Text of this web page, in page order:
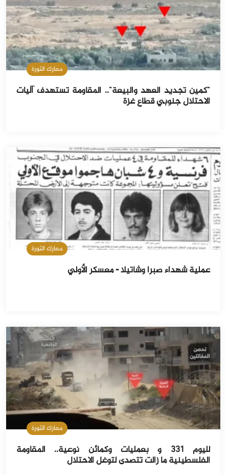
معارك الثورة
"كمين تجديد العهد والبيعة".. المقاومة تستهدف آليات
الاحتلال جنوبي قطاع غزة
معارك الثورة
عملية شهداء صبرا وشاتيلا - معسكر الأولي
معارك الثورة
لليوم 331 و بعمليات وكمائن نوعية.. المقاومة
الفلسطينية ما زالت تتصدى لتوغل الاحتلال